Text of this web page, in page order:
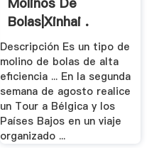
Bolas|Xinhai .
Descripción Es un tipo de
molino de bolas de alta
eficiencia ... En la segunda
semana de agosto realice
un Tour a Bélgica y los
Países Bajos en un viaje
organizado ...